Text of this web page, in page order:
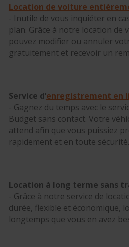
Location de voiture
- Inutile de vous inquiéter en
plan. Grâce à notre location de
pouvez modifier ou annuler
gratuitement et recevoir un
Service d’enregistrement en
- Gagnez du temps avec le
Budget sans contact. Votre
attend afin que vous puissiez
rapidement et en toute sécurité.
Location à long terme sans
- Grâce à notre service de
durée, flexible et économique,
longtemps que vous en avez